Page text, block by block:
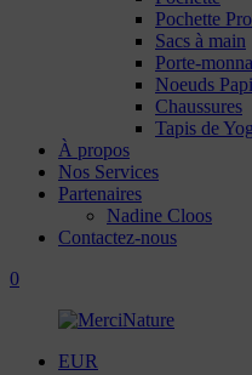
Pochette
Sacs à main
Porte-
Noeuds
Chaussures
Tapis de
À propos
Nos Services
Partenaires
Nadine Cloos
Contactez-nous
0
EUR